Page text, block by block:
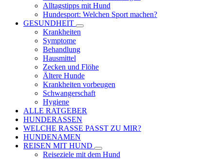
Alltagstipps mit Hund
Hundesport: Welchen Sport machen?
GESUNDHEIT
Krankheiten
Symptome
Behandlung
Hausmittel
Zecken und Flöhe
Ältere Hunde
Krankheiten vorbeugen
Schwangerschaft
Hygiene
ALLE RATGEBER
HUNDERASSEN
WELCHE RASSE PASST ZU MIR?
HUNDENAMEN
REISEN MIT HUND
Reiseziele mit dem Hund